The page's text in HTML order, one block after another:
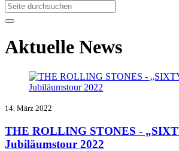
Aktuelle News
14. März 2022
THE ROLLING STONES -
Jubiläumstour 2022